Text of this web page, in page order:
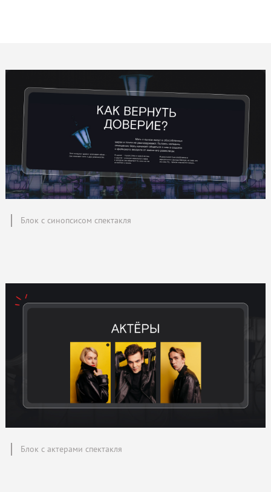
Блок с синопсисом спектакля
Блок с актерами спектакля